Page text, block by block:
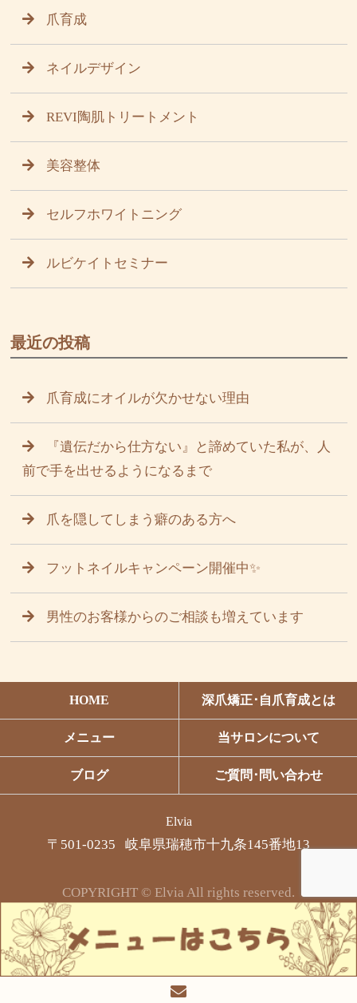
爪育成
ネイルデザイン
REVI陶肌トリートメント
美容整体
セルフホワイトニング
ルビケイトセミナー
最近の投稿
爪育成にオイルが欠かせない理由
『遺伝だから仕方ない』と諦めていた私が、人
前で手を出せるようになるまで
爪を隠してしまう癖のある方へ
フットネイルキャンペーン開催中✨
男性のお客様からのご相談も増えています
HOME 深爪矯正･自爪育成とは
メニュー 当サロンについて
ブログ ご質問･問い合わせ
Elvia
〒501-0235 岐阜県瑞穂市十九条145番地13
COPYRIGHT © Elvia All rights reserved.